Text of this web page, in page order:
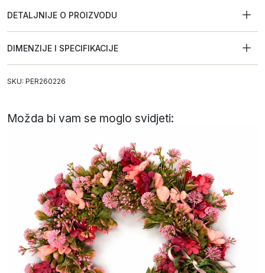
DETALJNIJE O PROIZVODU
DIMENZIJE I SPECIFIKACIJE
SKU: PER260226
Možda bi vam se moglo svidjeti: